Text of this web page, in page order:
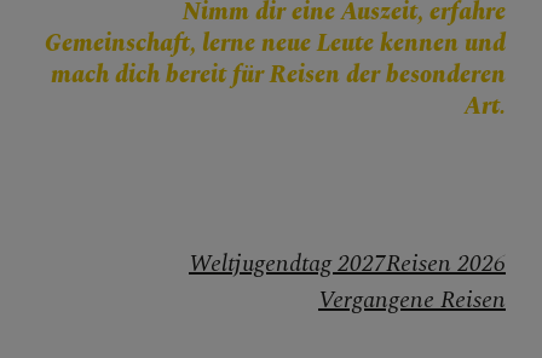
FRAGEN
Pilgern
Jugendliche in der Kirche
Nimm dir eine Auszeit, erfahre
Gemeinschaft, lerne neue Leute kennen und
mach dich bereit für Reisen der besonderen
Art.
Weltjugendtag 2027Reisen 2026
Vergangene Reisen